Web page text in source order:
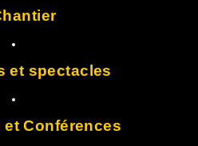
et spectacles
et Conférences